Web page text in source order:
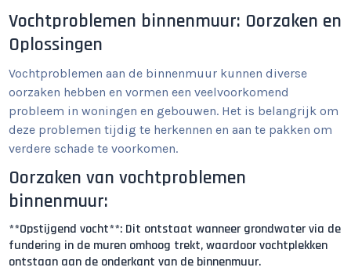
Vochtproblemen binnenmuur: Oorzaken en
Oplossingen
Vochtproblemen aan de binnenmuur kunnen diverse
oorzaken hebben en vormen een veelvoorkomend
probleem in woningen en gebouwen. Het is belangrijk om
deze problemen tijdig te herkennen en aan te pakken om
verdere schade te voorkomen.
Oorzaken van vochtproblemen
binnenmuur:
**Opstijgend vocht**: Dit ontstaat wanneer grondwater via de
fundering in de muren omhoog trekt, waardoor vochtplekken
ontstaan aan de onderkant van de binnenmuur.